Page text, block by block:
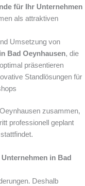
für Ihr Unternehmen
als attraktiven
Umsetzung von
Bad Oeynhausen, die
präsentieren
Standlösungen für
zusammen,
professionell geplant
in Bad
Deshalb